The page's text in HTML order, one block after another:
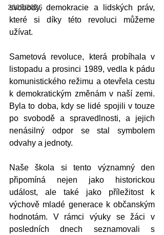
2025/2026
svobody, demokracie a lidských práv,
které si díky této revoluci můžeme
užívat.
Sametová revoluce, která probíhala v
listopadu a prosinci 1989, vedla k pádu
komunistického režimu a otevřela cestu
k demokratickým změnám v naší zemi.
Byla to doba, kdy se lidé spojili v touze
po svobodě a spravedlnosti, a jejich
nenásilný odpor se stal symbolem
odvahy a jednoty.
Naše škola si tento významný den
připomíná nejen jako historickou
událost, ale také jako příležitost k
výchově mladé generace k občanským
hodnotám. V rámci výuky se žáci v
posledních dnech seznamovali s